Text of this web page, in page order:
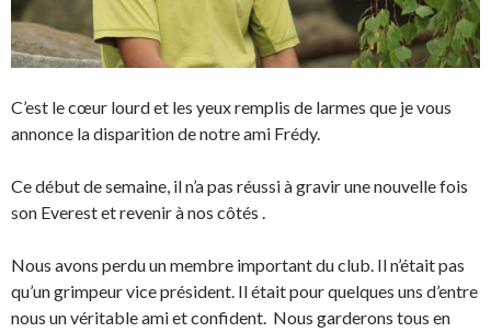
C’est le cœur lourd et les yeux remplis de larmes que je vous
annonce la disparition de notre ami Frédy.
Ce début de semaine, il n’a pas réussi à gravir une nouvelle fois
son Everest et revenir à nos côtés .
Nous avons perdu un membre important du club. Il n’était pas
qu’un grimpeur vice président. Il était pour quelques uns d’entre
nous un véritable ami et confident. Nous garderons tous en